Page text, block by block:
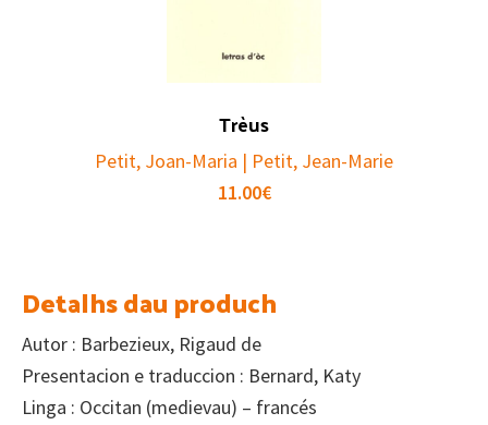
Trèus
Petit, Joan-Maria | Petit, Jean-Marie
11.00€
Detalhs dau produch
Autor : Barbezieux, Rigaud de
Presentacion e traduccion : Bernard, Katy
Linga : Occitan (medievau) – francés